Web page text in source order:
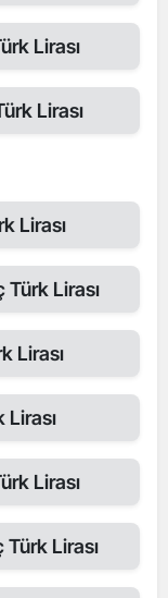
Lirası
Lirası
Lirası
Türk Lirası
Lirası
Lirası
Lirası
Türk Lirası